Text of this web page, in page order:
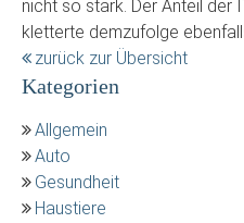
nicht so stark. Der Anteil der
kletterte demzufolge
zurück zur Übersicht
Kategorien
Allgemein
Auto
Gesundheit
Haustiere